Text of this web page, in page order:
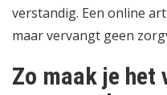
verstandig. Een online
maar vervangt geen
Zo maak je het